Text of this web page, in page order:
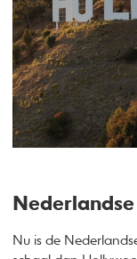
Nu is de